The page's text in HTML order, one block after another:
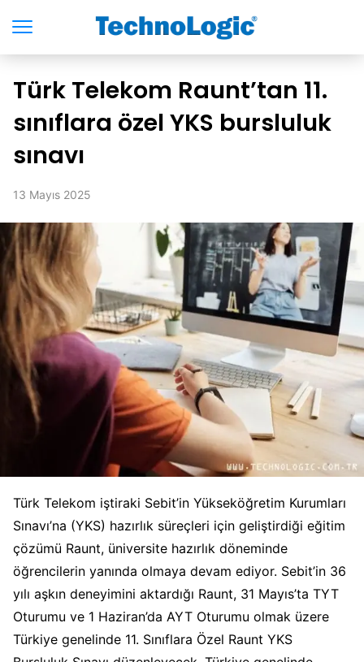
Türk Telekom Raunt’tan 11.
sınıflara özel YKS bursluluk
sınavı
13 Mayıs 2025
Türk Telekom iştiraki Sebit’in Yükseköğretim Kurumları
Sınavı’na (YKS) hazırlık süreçleri için geliştirdiği eğitim
çözümü Raunt, üniversite hazırlık döneminde
öğrencilerin yanında olmaya devam ediyor. Sebit’in 36
yılı aşkın deneyimini aktardığı Raunt, 31 Mayıs’ta TYT
Oturumu ve 1 Haziran’da AYT Oturumu olmak üzere
Türkiye genelinde 11. Sınıflara Özel Raunt YKS